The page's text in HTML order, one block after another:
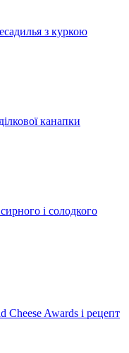
з куркою
канапки
і солодкого
Cheese Awards і рецепт